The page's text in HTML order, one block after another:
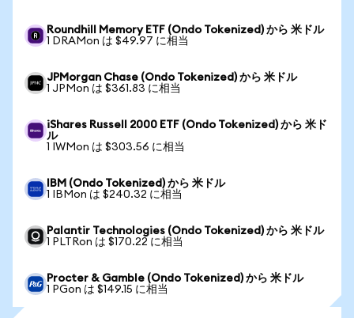
Roundhill Memory ETF (Ondo Tokenized) から 米ドル
1 DRAMon は $49.97 に相当
JPMorgan Chase (Ondo Tokenized) から 米ドル
1 JPMon は $361.83 に相当
iShares Russell 2000 ETF (Ondo Tokenized) から 米ド
ル
1 IWMon は $303.56 に相当
IBM (Ondo Tokenized) から 米ドル
1 IBMon は $240.32 に相当
Palantir Technologies (Ondo Tokenized) から 米ドル
1 PLTRon は $170.22 に相当
Procter & Gamble (Ondo Tokenized) から 米ドル
1 PGon は $149.15 に相当